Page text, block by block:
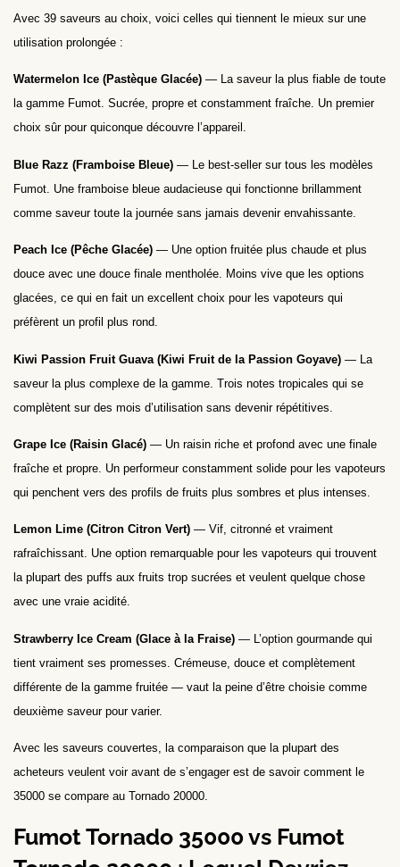
Avec 39 saveurs au choix, voici celles qui tiennent le mieux sur une
utilisation prolongée :
Watermelon Ice (Pastèque Glacée) — La saveur la plus fiable de toute
la gamme Fumot. Sucrée, propre et constamment fraîche. Un premier
choix sûr pour quiconque découvre l’appareil.
Blue Razz (Framboise Bleue) — Le best-seller sur tous les modèles
Fumot. Une framboise bleue audacieuse qui fonctionne brillamment
comme saveur toute la journée sans jamais devenir envahissante.
Peach Ice (Pêche Glacée) — Une option fruitée plus chaude et plus
douce avec une douce finale mentholée. Moins vive que les options
glacées, ce qui en fait un excellent choix pour les vapoteurs qui
préfèrent un profil plus rond.
Kiwi Passion Fruit Guava (Kiwi Fruit de la Passion Goyave) — La
saveur la plus complexe de la gamme. Trois notes tropicales qui se
complètent sur des mois d’utilisation sans devenir répétitives.
Grape Ice (Raisin Glacé) — Un raisin riche et profond avec une finale
fraîche et propre. Un performeur constamment solide pour les vapoteurs
qui penchent vers des profils de fruits plus sombres et plus intenses.
Lemon Lime (Citron Citron Vert) — Vif, citronné et vraiment
rafraîchissant. Une option remarquable pour les vapoteurs qui trouvent
la plupart des puffs aux fruits trop sucrées et veulent quelque chose
avec une vraie acidité.
Strawberry Ice Cream (Glace à la Fraise) — L’option gourmande qui
tient vraiment ses promesses. Crémeuse, douce et complètement
différente de la gamme fruitée — vaut la peine d’être choisie comme
deuxième saveur pour varier.
Avec les saveurs couvertes, la comparaison que la plupart des
acheteurs veulent voir avant de s’engager est de savoir comment le
35000 se compare au Tornado 20000.
Fumot Tornado 35000 vs Fumot